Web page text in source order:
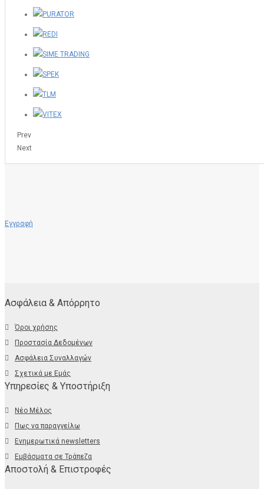
Prev
Next
Εγγραφή
Ασφάλεια & Απόρρητο
Όροι χρήσης
Προστασία Δεδομένων
Ασφάλεια Συναλλαγών
Σχετικά με Εμάς
Υπηρεσίες & Υποστήριξη
Νέο Μέλος
Πως να παραγγείλω
Ενημερωτικά newsletters
Εμβάσματα σε Τράπεζα
Αποστολή & Επιστροφές